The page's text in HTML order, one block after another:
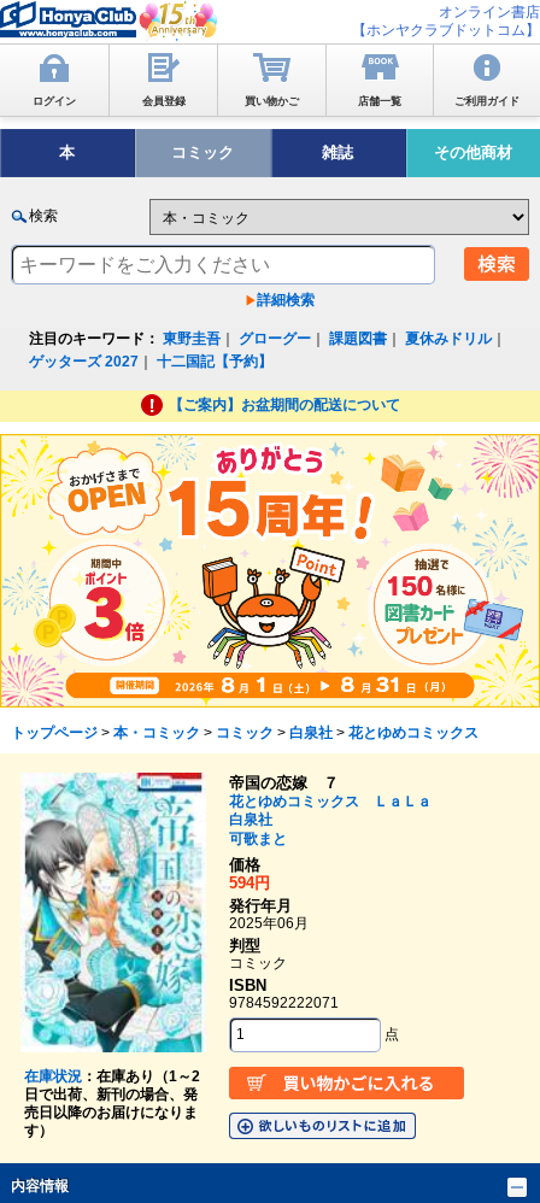
オンライン書店
【ホンヤクラブドットコム】
ログイン 会員登録 買い物かご 店舗一覧 ご利用ガイド
本 コミック 雑誌 その他商材
検索
詳細検索
注目のキーワード： 東野圭吾 グローグー ｜課題図書 ｜夏休みドリル｜
ゲッターズ 2027 ｜十二国記【予約】
【ご案内】お盆期間の配送について
トップページ> 本・コミック > コミック > 白泉社> 花とゆめコミックス
在庫状況：在庫あり（1～2
日で出荷、新刊の場合、発
売日以降のお届けになりま
す）
帝国の恋嫁 ７
花とゆめコミックス ＬａＬａ
白泉社
可歌まと
価格
594円
発行年月
2025年06月
判型
コミック
ISBN
9784592222071
点
内容情報